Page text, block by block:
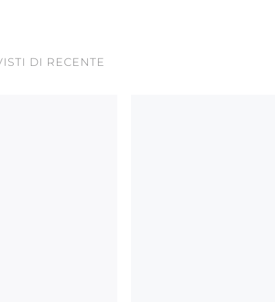
tra loro. Tali caratteristiche
elementi che distinguono un
DI RECENTE